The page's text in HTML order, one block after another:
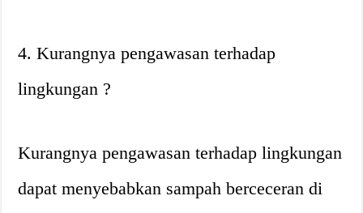
4. Kurangnya pengawasan terhadap
lingkungan ?
Kurangnya pengawasan terhadap lingkungan
dapat menyebabkan sampah berceceran di